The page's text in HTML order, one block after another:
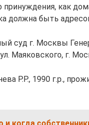
как
должна быть
суд г. Москвы
Маяковского, г.
Р.Р., 1990 г.р.,